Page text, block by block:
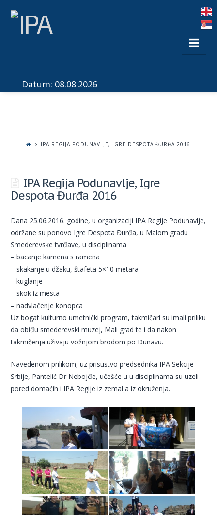
Datum: 08.08.2026
IPA REGIJA PODUNAVLJE, IGRE DESPOTA ĐURĐA 2016
IPA Regija Podunavlje, Igre
Despota Đurđa 2016
Dana 25.06.2016. godine, u organizaciji IPA Regije Podunavlje,
održane su ponovo Igre Despota Đurđa, u Malom gradu
Smederevske tvrđave, u disciplinama
– bacanje kamena s ramena
– skakanje u džaku, štafeta 5×10 metara
– kuglanje
– skok iz mesta
– nadvlačenje konopca
Uz bogat kulturno umetnički program, takmičari su imali priliku
da obiđu smederevski muzej, Mali grad te i da nakon
takmičenja uživaju vožnjom brodom po Dunavu.
Navedenom prilikom, uz prisustvo predsednika IPA Sekcije
Srbije, Pantelić Dr Nebojđe, učešće u u disciplinama su uzeli
pored domaćih i IPA Regije iz zemalja iz okruženja.